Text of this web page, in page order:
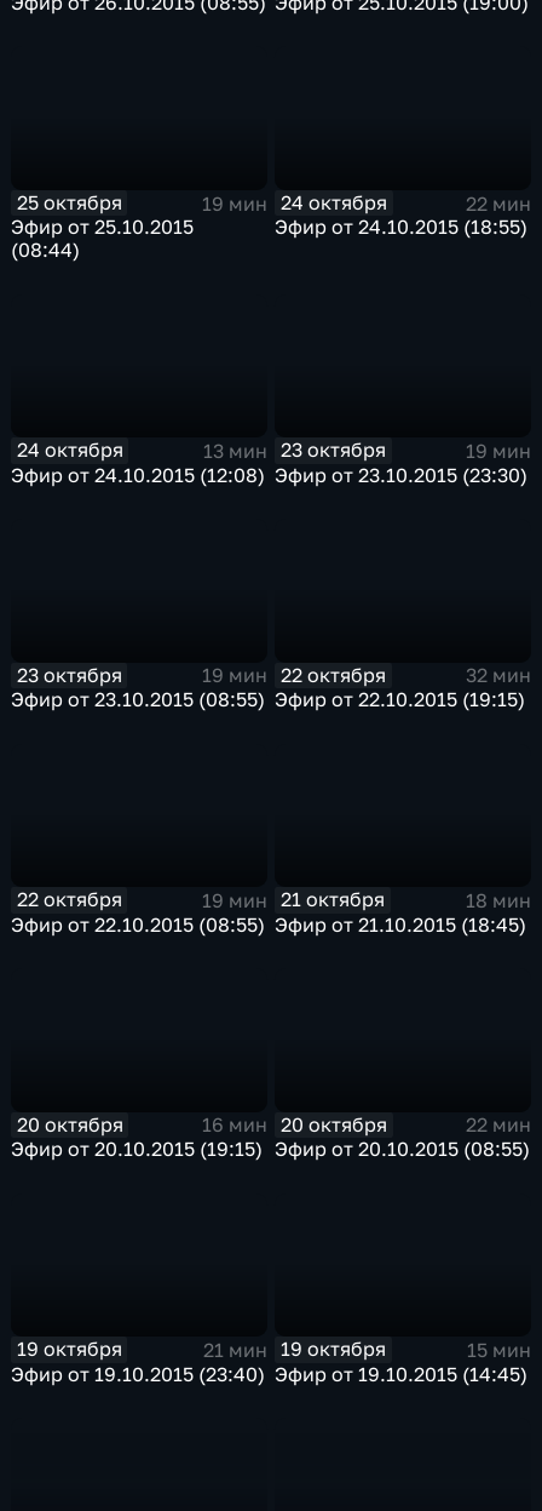
25 октября
19 мин
Эфир от 25.10.2015
(08:44)
24 октября
22 мин
Эфир от 24.10.2015 (18:55)
24 октября
13 мин
Эфир от 24.10.2015 (12:08)
23 октября
19 мин
Эфир от 23.10.2015 (23:30)
23 октября
19 мин
Эфир от 23.10.2015 (08:55)
22 октября
32 мин
Эфир от 22.10.2015 (19:15)
22 октября
19 мин
Эфир от 22.10.2015 (08:55)
21 октября
18 мин
Эфир от 21.10.2015 (18:45)
20 октября
16 мин
Эфир от 20.10.2015 (19:15)
20 октября
22 мин
Эфир от 20.10.2015 (08:55)
19 октября
21 мин
Эфир от 19.10.2015 (23:40)
19 октября
15 мин
Эфир от 19.10.2015 (14:45)